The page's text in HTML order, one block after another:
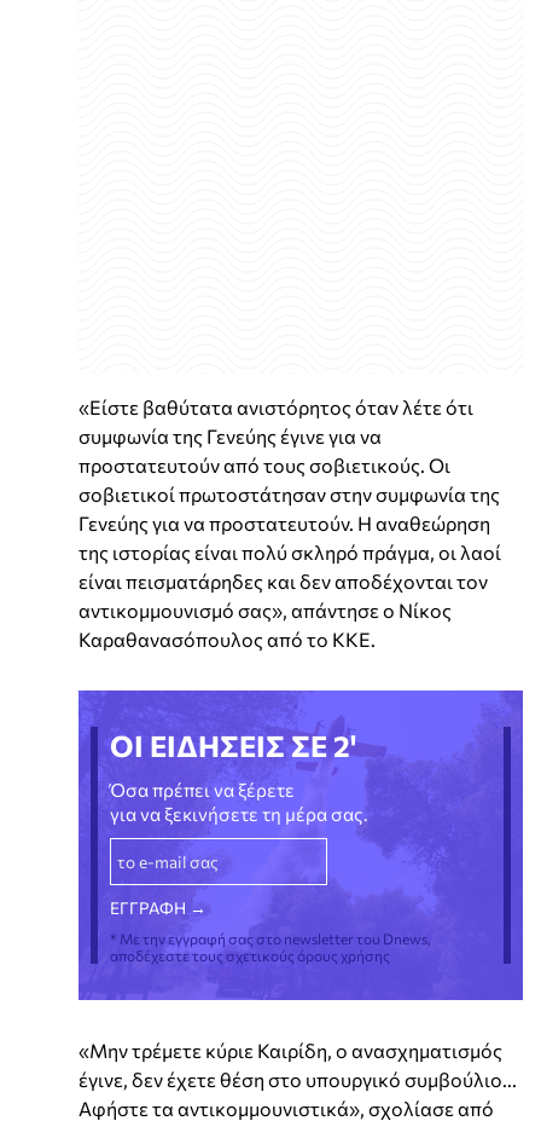
«Είστε βαθύτατα ανιστόρητος όταν λέτε ότι
συμφωνία της Γενεύης έγινε για να
προστατευτούν από τους σοβιετικούς. Οι
σοβιετικοί πρωτοστάτησαν στην συμφωνία της
Γενεύης για να προστατευτούν. Η αναθεώρηση
της ιστορίας είναι πολύ σκληρό πράγμα, οι λαοί
είναι πεισματάρηδες και δεν αποδέχονται τον
αντικομμουνισμό σας», απάντησε ο Νίκος
Καραθανασόπουλος από το ΚΚΕ.
ΟΙ ΕΙΔΗΣΕΙΣ ΣΕ 2'
Όσα πρέπει να ξέρετε
για να ξεκινήσετε τη μέρα σας.
* Με την εγγραφή σας στο newsletter του Dnews,
αποδέχεστε τους σχετικούς όρους χρήσης
«Μην τρέμετε κύριε Καιρίδη, ο ανασχηματισμός
έγινε, δεν έχετε θέση στο υπουργικό συμβούλιο...
Αφήστε τα αντικομμουνιστικά», σχολίασε από